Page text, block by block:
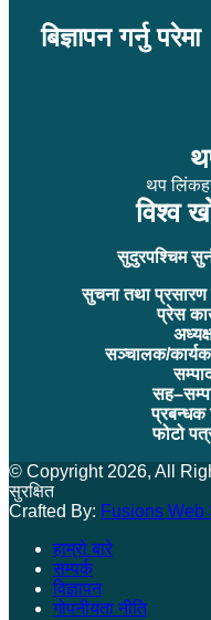
बिज्ञापन गर्नु
थप
विश्व
सुदुरपश्चिम
सुचना तथा प्रसारण
प्रेस
सञ्चालक/
प्रबन्धक
फोटो
© Copyright 2026, All
सुरक्षित
Crafted By: Fusions Web
हाम्रो बारे
सम्पर्क
विज्ञापन
गोपनीयता नीति